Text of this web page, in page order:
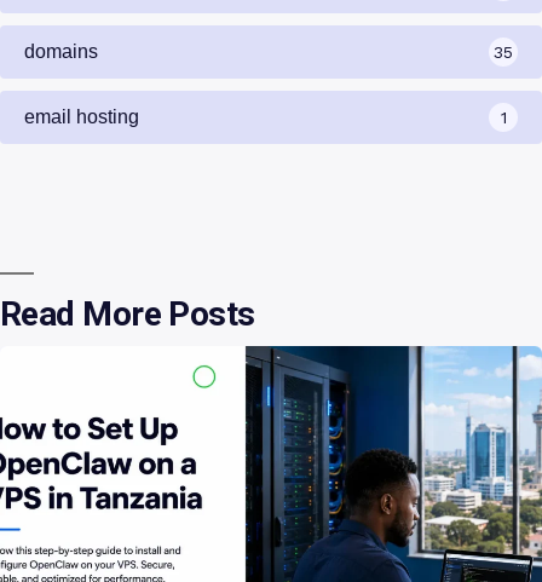
domains 35
email hosting 1
Read More Posts